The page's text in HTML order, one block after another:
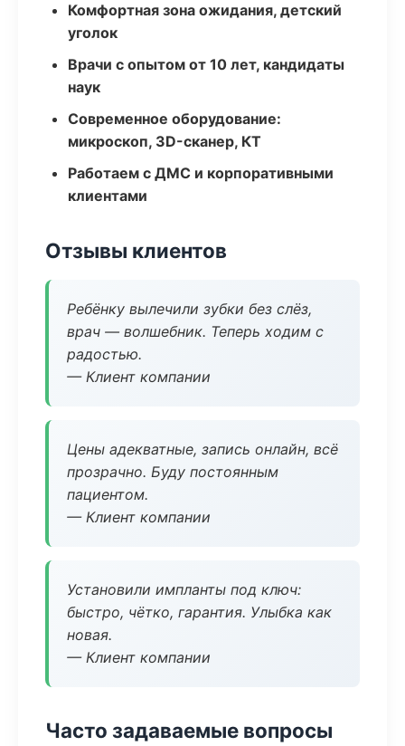
Комфортная зона ожидания, детский
уголок
Врачи с опытом от 10 лет, кандидаты
наук
Современное оборудование:
микроскоп, 3D-сканер, КТ
Работаем с ДМС и корпоративными
клиентами
Отзывы клиентов
Ребёнку вылечили зубки без слёз,
врач — волшебник. Теперь ходим с
радостью.
— Клиент компании
Цены адекватные, запись онлайн, всё
прозрачно. Буду постоянным
пациентом.
— Клиент компании
Установили импланты под ключ:
быстро, чётко, гарантия. Улыбка как
новая.
— Клиент компании
Часто задаваемые вопросы